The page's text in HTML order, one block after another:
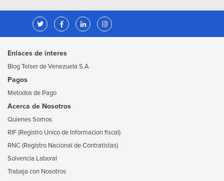
Enlaces de interes
Blog Telser de Venezuela S.A
Pagos
Metodos de Pago
Acerca de Nosotros
Quienes Somos
RIF (Registro Unico de Informacion fiscal)
RNC (Registro Nacional de Contratistas)
Solvencia Laboral
Trabaja con Nosotros